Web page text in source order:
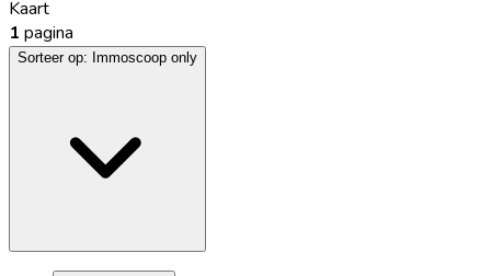
Kaart
1 pagina
Sorteer op: Immoscoop only